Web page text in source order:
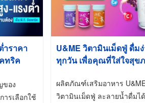
ำราคา
ทริค
ของ
ารเลือกใช้
U&ME วิตามินเม็ดฟู่ ดื่ม
ทุกวัน เพื่อคุณที่ใส่ใจสุข
ผลิตภัณฑ์เสริมอาหาร
วิตามินเม็ดฟู่ ละลายน้ำดื่มไ